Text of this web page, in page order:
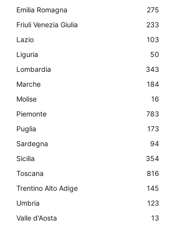
Emilia Romagna
275
Friuli Venezia Giulia
233
Lazio
103
Liguria
50
Lombardia
343
Marche
184
Molise
16
Piemonte
783
Puglia
173
Sardegna
94
Sicilia
354
Toscana
816
Trentino Alto Adige
145
Umbria
123
Valle d'Aosta
13